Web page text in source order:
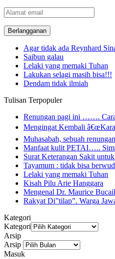
Alamat
email
Agar tidak ada Reynhard
Saibun galau
Lelaki yang memaki Tuhan
Lakukan selagi masih bisa!!!
Dendam tidak ilmiah
Tulisan Terpopuler
Renungan pagi ini …….
Mengingat Kembali
Muhasabah, sebuah
Manfaat kulit PETAI…..
Surat Keterangan Sakit
Tayamum : tidak bisa
Lelaki yang memaki Tuhan
Kisah Pilu Arie Hanggara
Mengenal Dr. Maurice
Rakyat Di”tilap”. Warga
Kategori
Kategori
Arsip
Arsip
Masuk